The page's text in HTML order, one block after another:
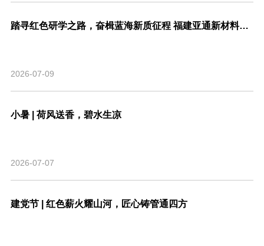
踏寻红色研学之路，奋楫蓝海新质征程 福建亚通新材料科技股份有限公司党支部联合福建省渔业行业协会党支部开展主题共建活动
2026-07-09
小暑 | 荷风送香，碧水生凉
2026-07-07
建党节 | 红色薪火耀山河，匠心铸管通四方